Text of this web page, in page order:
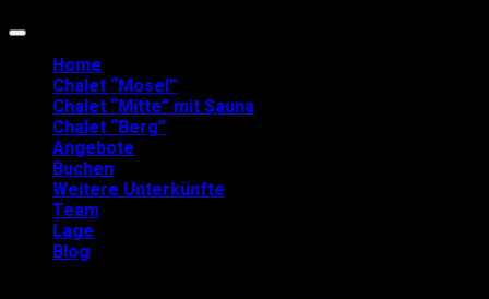
Home
Chalet “Mosel”
Chalet “Mitte” mit Sauna
Chalet “Berg”
Angebote
Buchen
Weitere Unterkünfte
Team
Lage
Blog